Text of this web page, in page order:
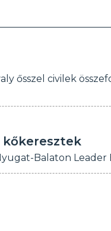
ősszel civilek
Balaton Leader